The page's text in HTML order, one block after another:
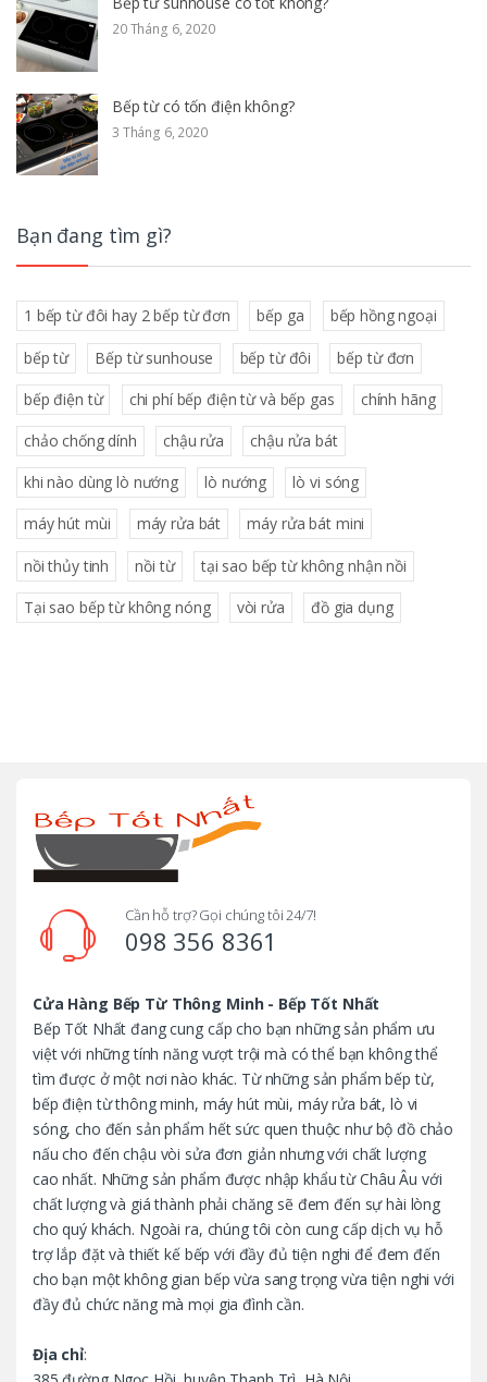
20 Tháng 6, 2020
Bếp từ có tốn điện không?
3 Tháng 6, 2020
Bạn đang tìm gì?
1 bếp từ đôi hay 2 bếp từ đơn bếp ga bếp hồng ngoại
bếp từ Bếp từ sunhouse bếp từ đôi bếp từ đơn
bếp điện từ chi phí bếp điện từ và bếp gas chính hãng
chảo chống dính chậu rửa chậu rửa bát
khi nào dùng lò nướng lò nướng lò vi sóng
máy hút mùi máy rửa bát máy rửa bát mini
nồi thủy tinh nồi từ tại sao bếp từ không nhận nồi
Tại sao bếp từ không nóng vòi rửa đồ gia dụng
Cần hỗ trợ? Gọi chúng tôi 24/7!
098 356 8361
Cửa Hàng Bếp Từ Thông Minh - Bếp Tốt Nhất
Bếp Tốt Nhất đang cung cấp cho bạn những sản phẩm ưu
việt với những tính năng vượt trội mà có thể bạn không thể
tìm được ở một nơi nào khác. Từ những sản phẩm bếp từ,
bếp điện từ thông minh, máy hút mùi, máy rửa bát, lò vi
sóng, cho đến sản phẩm hết sức quen thuộc như bộ đồ chảo
nấu cho đến chậu vòi sửa đơn giản nhưng với chất lượng
cao nhất. Những sản phẩm được nhập khẩu từ Châu Âu với
chất lượng và giá thành phải chăng sẽ đem đến sự hài lòng
cho quý khách. Ngoài ra, chúng tôi còn cung cấp dịch vụ hỗ
trợ lắp đặt và thiết kế bếp với đầy đủ tiện nghi để đem đến
cho bạn một không gian bếp vừa sang trọng vừa tiện nghi với
đầy đủ chức năng mà mọi gia đình cần.
Địa chỉ: